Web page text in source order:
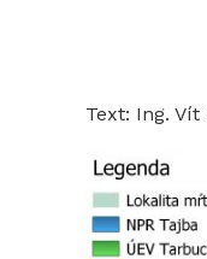
Text: Ing.